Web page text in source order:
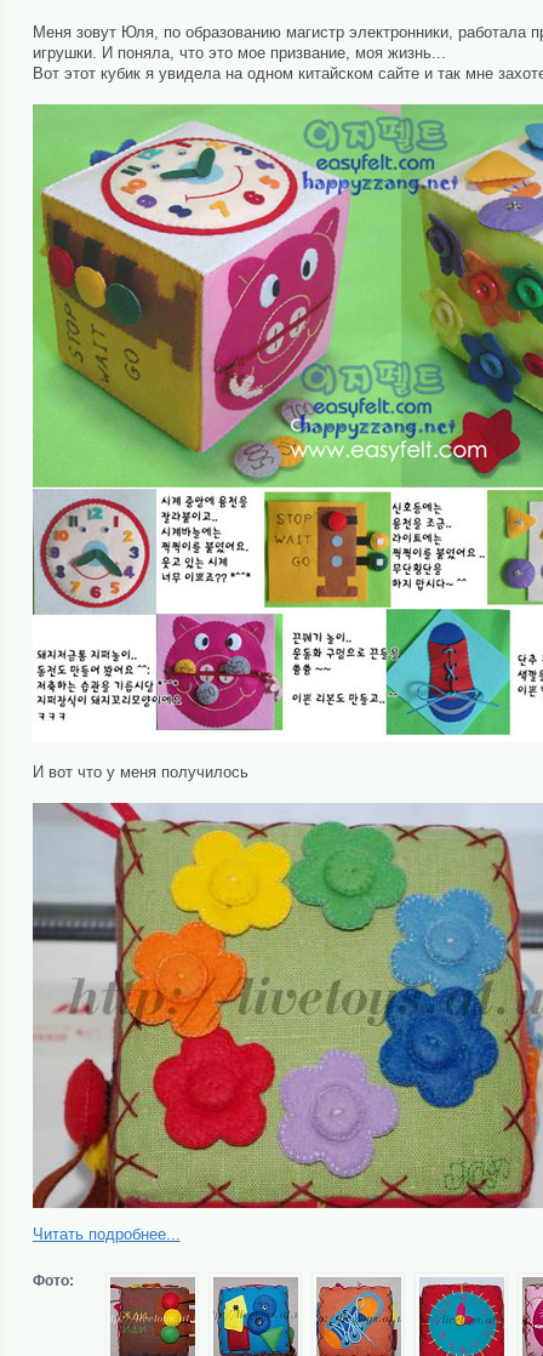
Меня зовут Юля, по образованию магистр электронники,
игрушки. И поняла, что это мое призвание, моя жизнь...
Вот этот кубик я увидела на одном китайском сайте и так мне
И вот что у меня получилось
Читать подробнее...
Фото: